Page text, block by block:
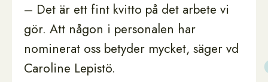
– Det är ett fint kvitto på det arbete vi
gör. Att någon i personalen har
nominerat oss betyder mycket, säger vd
Caroline Lepistö.